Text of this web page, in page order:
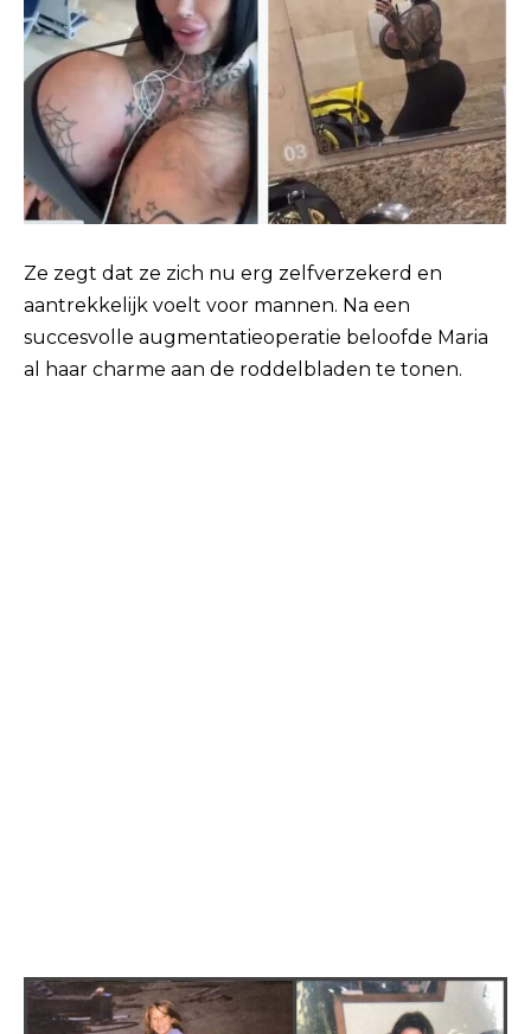
Ze zegt dat ze zich nu erg zelfverzekerd en
aantrekkelijk voelt voor mannen. Na een
succesvolle augmentatieoperatie beloofde Maria
al haar charme aan de roddelbladen te tonen.